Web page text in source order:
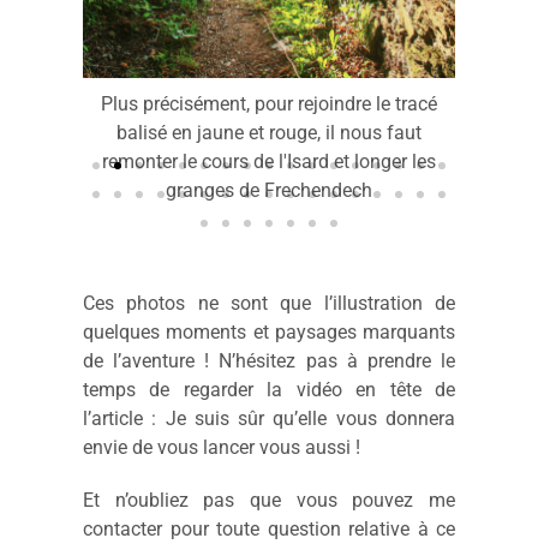
Plus précisément, pour rejoindre le tracé
balisé en jaune et rouge, il nous faut
remonter le cours de l'Isard et longer les
granges de Frechendech
Ces photos ne sont que l’illustration de
quelques moments et paysages marquants
de l’aventure ! N’hésitez pas à prendre le
temps de regarder la vidéo en tête de
l’article : Je suis sûr qu’elle vous donnera
envie de vous lancer vous aussi !
Et n’oubliez pas que vous pouvez me
contacter pour toute question relative à ce